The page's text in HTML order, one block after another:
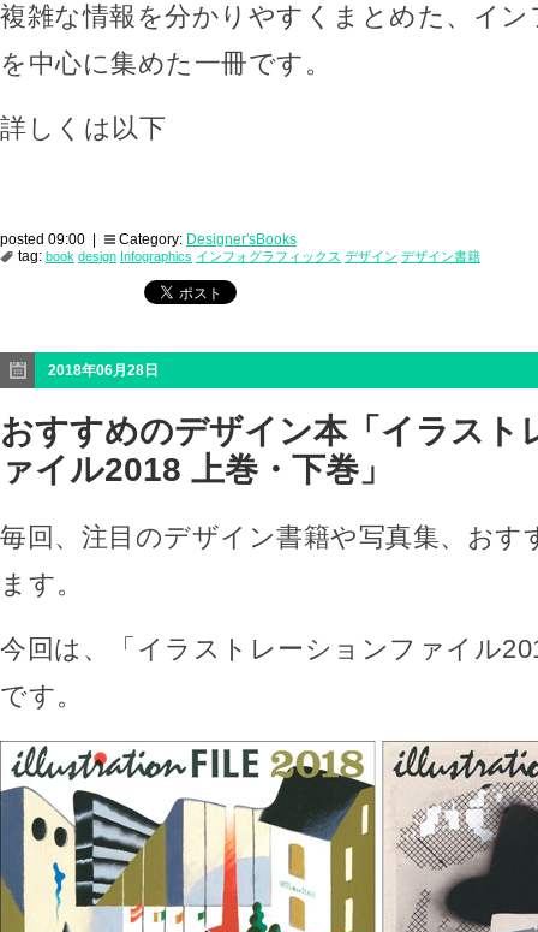
複雑な情報を分かりやすくまとめた、イ
を中心に集めた一冊です。
詳しくは以下
posted 09:00 | Category: Designer'sBooks
tag: book design Infographics インフォグラフィックス デザイン デザイン書籍
2018年06月28日
おすすめのデザイン本「イラスト
ァイル2018 上巻・下巻」
毎回、注目のデザイン書籍や写真集、おす
ます。
今回は、「イラストレーションファイル
です。